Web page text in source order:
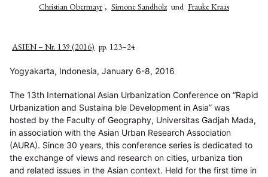
Christian Obermayr , Simone Sandholz und Frauke Kraas
ASIEN – Nr. 139 (2016) pp. 123–24
Yogyakarta, Indonesia, January 6-8, 2016
The 13th International Asian Urbanization Conference on “Rapid
Urbanization and Sustaina­ ble Development in Asia” was
hosted by the Faculty of Geography, Universitas Gadjah Mada,
in association with the Asian Urban Research Association
(AURA). Since 30 years, this conference series is dedicated to
the exchange of views and research on cities, urbaniza­ tion
and related issues in the Asian context. Held for the first time in